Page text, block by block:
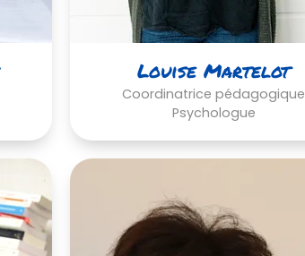
Louise Martelot
Coordinatrice pédagogique
Psychologue